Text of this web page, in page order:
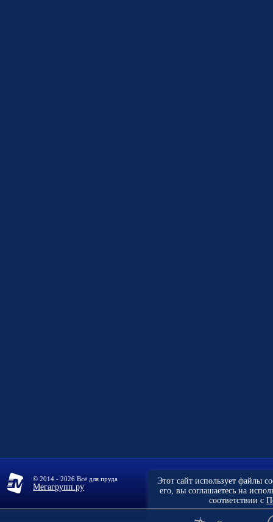
Этот сайт использует файлы
его, вы соглашаетесь на
соответствии с
© 2014 - 2026 Всё для пруда
Мегагрупп.ру